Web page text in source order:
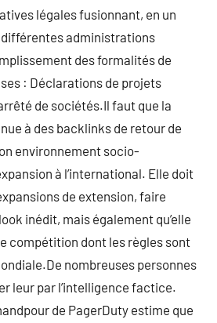
légales fusionnant, en un
administrations
des formalités de
: Déclarations de projets
de sociétés.Il faut que la
à des backlinks de retour de
environnement socio-
à l’international. Elle doit
de extension, faire
inédit, mais également qu’elle
compétition dont les règles sont
nombreuses personnes
leur par l’intelligence factice.
de PagerDuty estime que